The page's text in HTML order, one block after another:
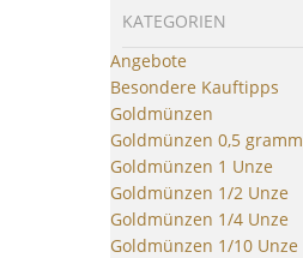
KATEGORIEN
Angebote
Besondere Kauftipps
Goldmünzen
Goldmünzen 0,5 gramm
Goldmünzen 1 Unze
Goldmünzen 1/2 Unze
Goldmünzen 1/4 Unze
Goldmünzen 1/10 Unze